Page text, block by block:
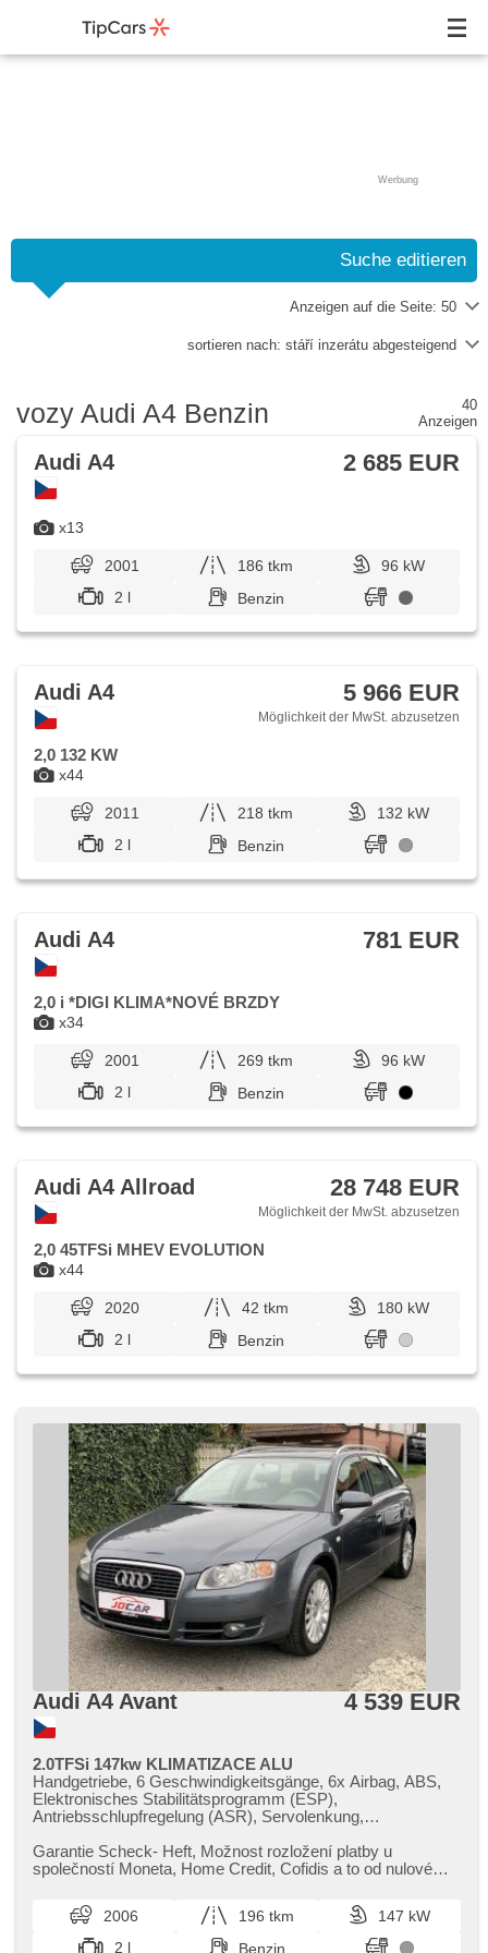
Werbung
Suche editieren
Anzeigen auf die Seite: 50
sortieren nach: stáří inzerátu abgesteigend
vozy Audi A4 Benzin
40
Anzeigen
x13
Audi A4 2 685 EUR
2001 186 tkm
96 kW
2 l
Benzin
x44
Audi A4 5 966 EUR
Möglichkeit der MwSt. abzusetzen
2,0 132 KW
2011 218 tkm
132 kW
2 l
Benzin
x34
Audi A4 781 EUR
2,0 i *DIGI KLIMA*NOVÉ BRZDY
2001 269 tkm
96 kW
2 l
Benzin
x44
Audi A4 Allroad 28 748 EUR
Möglichkeit der MwSt. abzusetzen
2,0 45TFSi MHEV EVOLUTION
2020 42 tkm
180 kW
2 l
Benzin
Audi A4 Avant 4 539 EUR
2.0TFSi 147kw KLIMATIZACE ALU
Handgetriebe, 6 Geschwindigkeitsgänge, 6x Airbag, ABS,
Elektronisches Stabilitätsprogramm (ESP),
Antriebsschlupfregelung (ASR), Servolenkung,
senzory přední, parkovací senzory zadní, Parkassistent,
Lenkrad einstellbar, Beifahrerairbagdeaktivierung, El.
Wegfahrsperre, Zentralverriegelung mit Funkfernbedienung,
Zentralverriegelung, isofix, höheneinstellbare Sitze,
Nebelscheinwerfer, Autoradio, CD-Spieler,
Garantie Scheck​- Heft,​ Možnost rozložení platby u
společností Moneta,​ Home Credit,​ Cofidis a to od nulové
2006 196 tkm
147 kW
2 l
Benzin